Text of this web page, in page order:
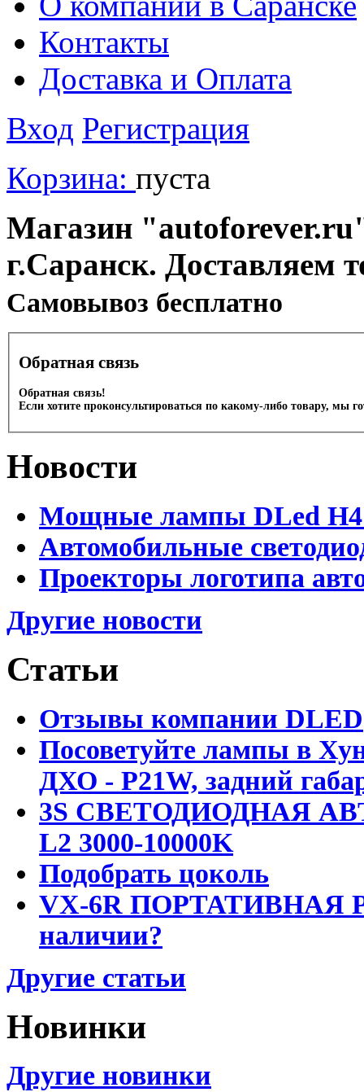
Контакты
Доставка и Оплата
Вход Регистрация
Корзина: пуста
Магазин
г.Саранск. Доставляем
Cамовывоз бесплатно
Обратная связь
Обратная связь!
Если хотите проконсультироваться по какому-либо товару, мы
Новости
Мощные лампы DLed H4
Автомобильные
Проекторы логотипа
Другие новости
Статьи
Отзывы компании DLED
Посоветуйте лампы в
ДХО - P21W, задний
3S СВЕТОДИОДНАЯ
L2 3000-10000K
Подобрать цоколь
VX-6R ПОРТАТИВНАЯ
наличии?
Другие статьи
Новинки
Другие новинки